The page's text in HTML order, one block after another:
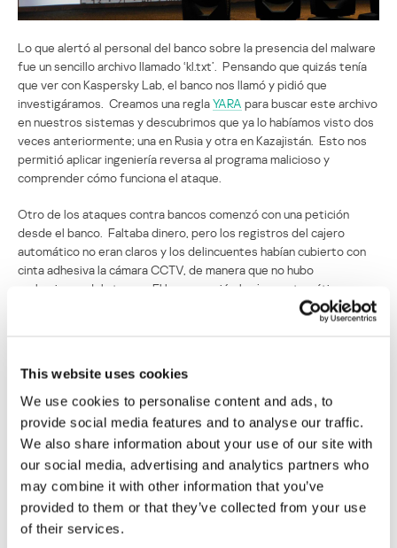
This website uses cookies
We use cookies to personalise content and ads, to
provide social media features and to analyse our traffic.
We also share information about your use of our site with
our social media, advertising and analytics partners who
may combine it with other information that you’ve
provided to them or that they’ve collected from your use
of their services.
Lo que alertó al personal del banco sobre la presencia del malware
fue un sencillo archivo llamado ‘kl.txt’. Pensando que quizás tenía
que ver con Kaspersky Lab, el banco nos llamó y pidió que
investigáramos. Creamos una reglaYARA para buscar este archivo
en nuestros sistemas y descubrimos que ya lo habíamos visto dos
veces anteriormente; una en Rusia y otra en Kazajistán. Esto nos
permitió aplicar ingeniería reversa al programa malicioso y
comprender cómo funciona el ataque.
Otro de los ataques contra bancos comenzó con una petición
desde el banco. Faltaba dinero, pero los registros del cajero
automático no eran claros y los delincuentes habían cubierto con
cinta adhesiva la cámara CCTV, de manera que no hubo
grabaciones del ataque. El banco envió el cajero automático a
nuestra oficina y tras desmontarla descubrimos un adaptador
Bluetooth conectado al hub USB del cajero. Los delincuentes lo
seguridad y usaron un teclado Bluetooth para reiniciar el cajero en
el modo de servicio y vaciaron el expendedor de dinero.
Otro ataque, parecido a los antes mencionados, que comenzó la
solicitud de un banco para que investiguemos un robo a un cajero
automático, resultó tener una estrategia más dura. Encontramos
una perforación de unos 4 cm de diámetro cerca del teclado de
ingreso de PIN. No mucho después, nos enteramos de ataques
similares en Rusia y en Europa. Cuando la policía atrapó a un